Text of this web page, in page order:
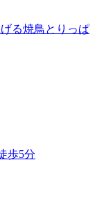
る焼鳥とりっぱ
歩5分